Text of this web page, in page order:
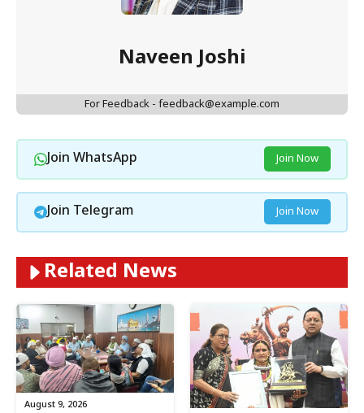
Naveen Joshi
For Feedback - feedback@example.com
Join WhatsApp Join Now
Join Telegram Join Now
Related News
August 9, 2026